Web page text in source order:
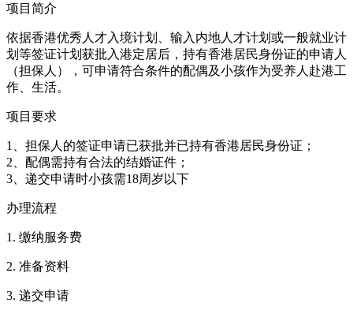
项目简介
依据香港优秀人才入境计划、输入内地人才计划或一般就业计
划等签证计划获批入港定居后，持有香港居民身份证的申请人
（担保人），可申请符合条件的配偶及小孩作为受养人赴港工
作、生活。
项目要求
1、担保人的签证申请已获批并已持有香港居民身份证；
2、配偶需持有合法的结婚证件；
3、递交申请时小孩需18周岁以下
办理流程
1. 缴纳服务费
2. 准备资料
3. 递交申请